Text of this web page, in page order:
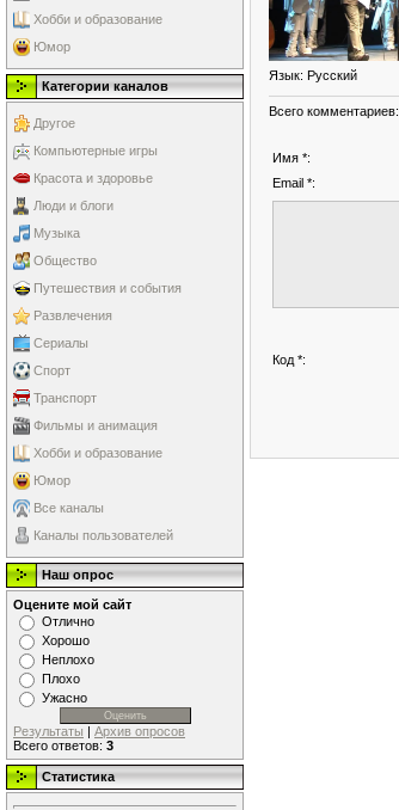
Хобби и образование
Юмор
Категории каналов
Другое
Компьютерные игры
Красота и здоровье
Люди и блоги
Музыка
Общество
Путешествия и события
Развлечения
Сериалы
Спорт
Транспорт
Фильмы и анимация
Хобби и образование
Юмор
Все каналы
Каналы пользователей
Наш опрос
Оцените мой сайт
Отлично
Хорошо
Неплохо
Плохо
Ужасно
Результаты | Архив опросов
Всего ответов: 3
Статистика
Язык: Русский
Всего комментариев:
Имя *:
Email *:
Код *: